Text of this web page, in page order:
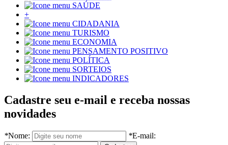
SAÚDE
+
CIDADANIA
TURISMO
ECONOMIA
PENSAMENTO POSITIVO
POLÍTICA
SORTEIOS
INDICADORES
Cadastre seu e-mail e receba nossas
novidades
*Nome: *E-mail: